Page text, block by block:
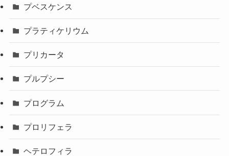
プベスケンス
プラティケリウム
プリカータ
プルプシー
プログラム
プロリフェラ
ヘテロフィラ